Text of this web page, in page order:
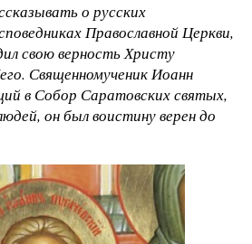
о русских
Православной Церкви,
свою верность Христу
Священномученик Иоанн
в Собор Саратовских святых,
он был воистину верен до